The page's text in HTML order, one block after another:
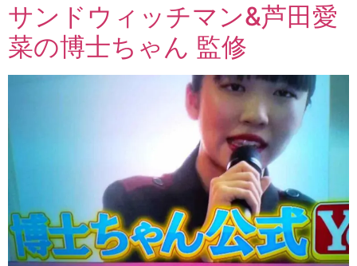
サンドウィッチマン&芦田愛
菜の博士ちゃん 監修